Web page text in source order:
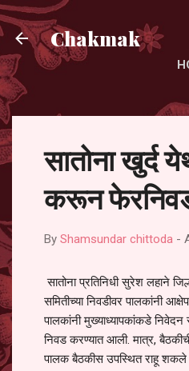
Chakmak
सातोना खुर्द
करून
By Shamsundar chittoda -
सातोना प्रतिनिधी सुरेश लहाने
समितीच्या निवडीवर पालकांनी
पालकांनी मुख्याध्यापकांकडे
निवड करण्यात आली. मात्र,
पालक बैठकीस उपस्थित राहू शकले